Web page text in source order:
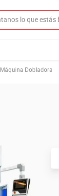
Máquina Dobladora